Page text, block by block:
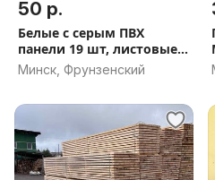
50 р.
Белые с серым ПВХ
панели 19 шт, листовые.
96х48.
Минск, Фрунзенский